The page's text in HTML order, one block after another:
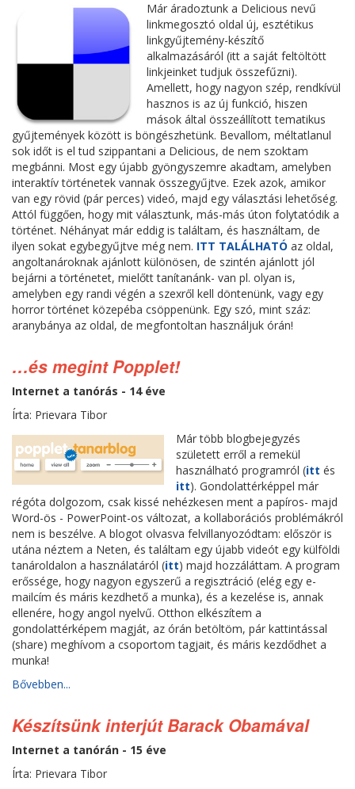
Már áradoztunk a Delicious nevű
linkmegosztó oldal új, esztétikus
linkgyűjtemény-készítő
alkalmazásáról (itt a saját feltöltött
linkjeinket tudjuk összefűzni).
Amellett, hogy nagyon szép, rendkívül
hasznos is az új funkció, hiszen
mások által összeállított tematikus
gyűjtemények között is böngészhetünk. Bevallom, méltatlanul
sok időt is el tud szippantani a Delicious, de nem szoktam
megbánni. Most egy újabb gyöngyszemre akadtam, amelyben
interaktív történetek vannak összegyűjtve. Ezek azok, amikor
van egy rövid (pár perces) videó, majd egy választási lehetőség.
Attól függően, hogy mit választunk, más-más úton folytatódik a
történet. Néhányat már eddig is találtam, és használtam, de
ilyen sokat egybegyűjtve még nem. ITT TALÁLHATÓ az oldal,
angoltanároknak ajánlott különösen, de szintén ajánlott jól
bejárni a történetet, mielőtt tanítanánk- van pl. olyan is,
amelyben egy randi végén a szexről kell döntenünk, vagy egy
horror történet közepéba csöppenünk. Egy szó, mint száz:
aranybánya az oldal, de megfontoltan használjuk órán!
…és megint Popplet!
Internet a tanórás - 14 éve
Írta: Prievara Tibor
Már több blogbejegyzés
született erről a remekül
használható programról (itt és
itt). Gondolattérképpel már
régóta dolgozom, csak kissé nehézkesen ment a papíros- majd
Word-ös - PowerPoint-os változat, a kollaborációs problémákról
nem is beszélve. A blogot olvasva felvillanyozódtam: először is
utána néztem a Neten, és találtam egy újabb videót egy külföldi
tanároldalon a használatáról (itt) majd hozzáláttam. A program
erőssége, hogy nagyon egyszerű a regisztráció (elég egy e-
mailcím és máris kezdhető a munka), és a kezelése is, annak
ellenére, hogy angol nyelvű. Otthon elkészítem a
gondolattérképem magját, az órán betöltöm, pár kattintással
(share) meghívom a csoportom tagjait, és máris kezdődhet a
munka!
Bővebben...
Készítsünk interjút Barack Obamával
Internet a tanórán - 15 éve
Írta: Prievara Tibor